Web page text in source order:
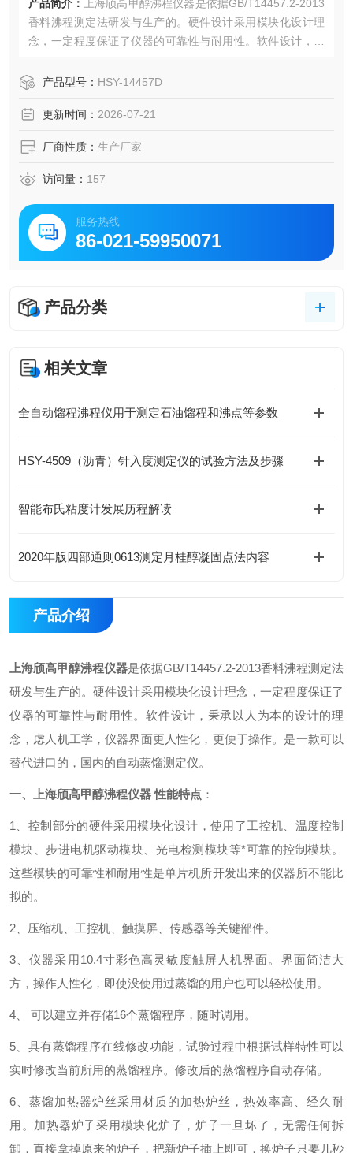
产品简介：
上海颀高甲醇沸程仪器是依据GB/T14457.2-2013
香料沸程测定法研发与生产的。硬件设计采用模块化设计理
念，一定程度保证了仪器的可靠性与耐用性。软件设计，秉
化，更便于操作。是一款可以替代进口的，国内的自动蒸馏
产品型号： HSY-14457D
更新时间： 2026-07-21
厂商性质： 生产厂家
访问量： 157
服务热线
86-021-59950071
产品分类
相关文章
全自动馏程沸程仪用于测定石油馏程和沸点等参数
HSY-4509（沥青）针入度测定仪的试验方法及步骤
智能布氏粘度计发展历程解读
2020年版四部通则0613测定月桂醇凝固点法内容
产品介绍
上海颀高甲醇沸程仪器是依据GB/T14457.2-2013香料沸程测定法
研发与生产的。硬件设计采用模块化设计理念，一定程度保证了
仪器的可靠性与耐用性。软件设计，秉承以人为本的设计的理
念，虑人机工学，仪器界面更人性化，更便于操作。 是一款可以
替代进口的，国内的自动蒸馏测定仪。
一、 上海颀高甲醇沸程仪器性能特点 ：
1、控制部分的硬件采用模块化设计，使用了工控机、温度控制
模块、步进电机驱动模块、光电检测模块等*可靠的控制模块。
这些模块的可靠性和耐用性是单片机所开发出来的仪器所不能比
拟的。
2、压缩机、工控机、触摸屏、传感器等关键部件。
3、仪器采用10.4寸彩色高灵敏度触屏人机界面。界面简洁大
方，操作人性化，即使没使用过蒸馏的用户也可以轻松使用。
4、 可以建立并存储16个蒸馏程序，随时调用。
5、具有蒸馏程序在线修改功能，试验过程中根据试样特性可以
实时修改当前所用的蒸馏程序。修改后的蒸馏程序自动存储。
6、蒸馏加热器炉丝采用材质的加热炉丝，热效率高、经久耐
用。加热器炉子采用模块化炉子，炉子一旦坏了，无需任何拆
卸，直接拿掉原来的炉子，把新炉子插上即可，换炉子只要几秒